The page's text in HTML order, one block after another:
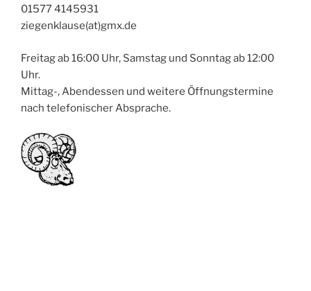
01577 4145931
ziegenklause(at)gmx.de
Freitag ab 16:00 Uhr, Samstag und Sonntag ab 12:00
Uhr.
Mittag-, Abendessen und weitere Öffnungstermine
nach telefonischer Absprache.